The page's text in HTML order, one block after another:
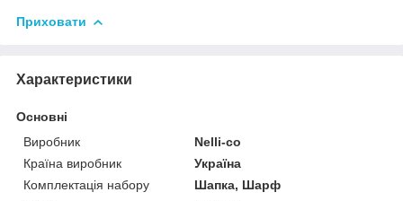
Приховати
Характеристики
Основні
Виробник
Nelli-co
Країна виробник
Україна
Комплектація набору
Шапка, Шарф